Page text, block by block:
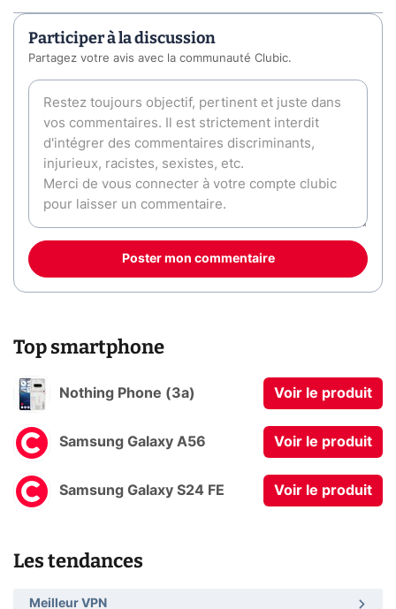
Participer à la discussion
Partagez votre avis avec la communauté Clubic.
Poster mon commentaire
Top smartphone
Nothing Phone (3a) Voir le produit
Samsung Galaxy A56 Voir le produit
Samsung Galaxy S24 FE Voir le produit
Les tendances
Meilleur VPN